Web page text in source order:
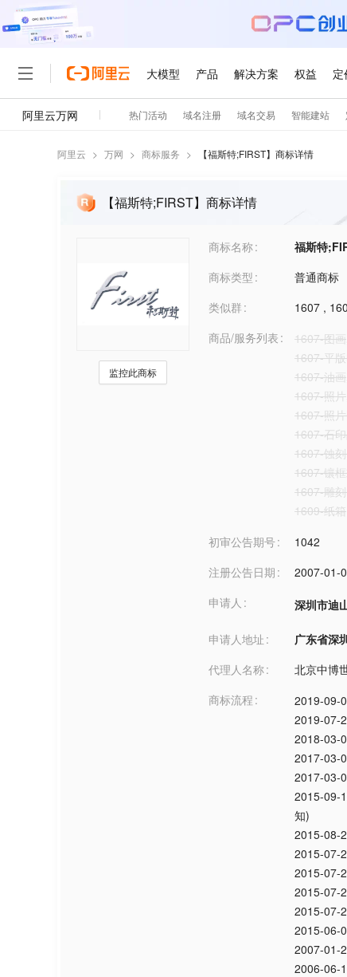
阿里云 > 万网 > 商标服务 > 【福斯特;FIRST】商标详情
【福斯特;FIRST】商标详情
监控此商标
商标名称 福斯特
商标类型
普通商标
类似群
1607 ,
商品/服务列表
1607-图画
1607-平
1607-油画
1607-照片
1607-照
1607-石
1607-蚀
1607-镶
1607-雕
1609-纸箱
初审公告期号
1042
注册公告日期
2007-01-
申请人
深圳市迪
申请人地址
广东省深
代理人名称
北京中博
商标流程
2019-09-
2019-07-
2018-03-
2017-03-
2017-03-
2015-09-
知)
2015-08-
2015-07-
2015-07-
2015-07-
2015-07-
2015-06-
2007-01-
2006-06-